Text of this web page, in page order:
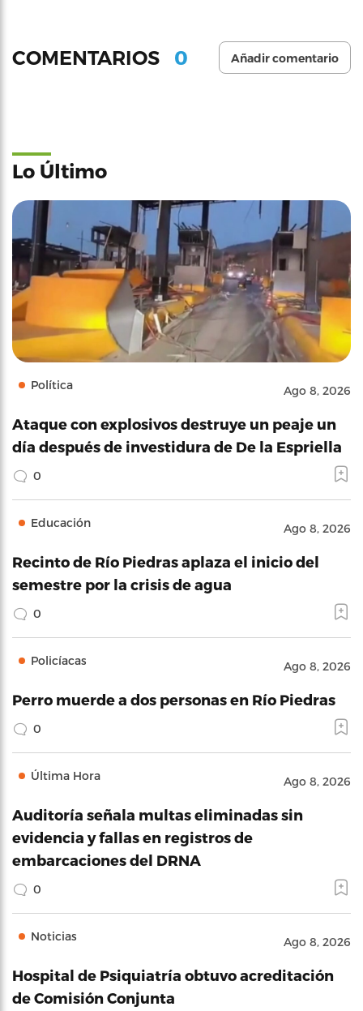
COMENTARIOS 0 Añadir comentario
Lo Último
Política Ago 8, 2026
Ataque con explosivos destruye un peaje un
día después de investidura de De la Espriella
0
Educación Ago 8, 2026
Recinto de Río Piedras aplaza el inicio del
semestre por la crisis de agua
0
Policíacas Ago 8, 2026
Perro muerde a dos personas en Río Piedras
0
Última Hora Ago 8, 2026
Auditoría señala multas eliminadas sin
evidencia y fallas en registros de
embarcaciones del DRNA
0
Noticias Ago 8, 2026
Hospital de Psiquiatría obtuvo acreditación
de Comisión Conjunta